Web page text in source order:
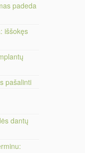
padeda
iššokęs
pašalinti
dantų